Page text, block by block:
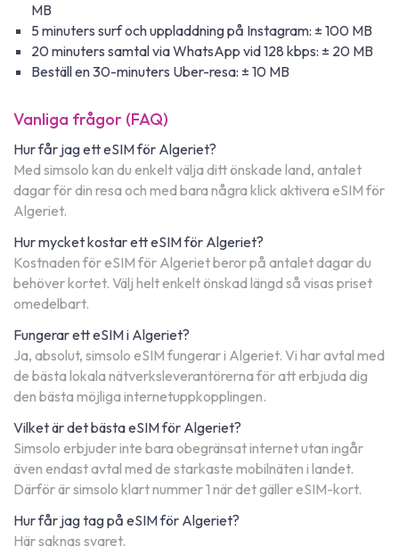
MB
5 minuters surf och uppladdning på Instagram: ± 100 MB
20 minuters samtal via WhatsApp vid 128 kbps: ± 20 MB
Beställ en 30-minuters Uber-resa: ± 10 MB
Vanliga frågor (FAQ)
Hur får jag ett eSIM för Algeriet?
Med simsolo kan du enkelt välja ditt önskade land, antalet
dagar för din resa och med bara några klick aktivera eSIM för
Algeriet.
Hur mycket kostar ett eSIM för Algeriet?
Kostnaden för eSIM för Algeriet beror på antalet dagar du
behöver kortet. Välj helt enkelt önskad längd så visas priset
omedelbart.
Fungerar ett eSIM i Algeriet?
Ja, absolut, simsolo eSIM fungerar i Algeriet. Vi har avtal med
de bästa lokala nätverksleverantörerna för att erbjuda dig
den bästa möjliga internetuppkopplingen.
Vilket är det bästa eSIM för Algeriet?
Simsolo erbjuder inte bara obegränsat internet utan ingår
även endast avtal med de starkaste mobilnäten i landet.
Därför är simsolo klart nummer 1 när det gäller eSIM-kort.
Hur får jag tag på eSIM för Algeriet?
Här saknas svaret.